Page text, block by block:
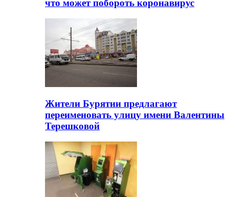
что может побороть коронавирус
Жители Бурятии предлагают
переименовать улицу имени Валентины
Терешковой